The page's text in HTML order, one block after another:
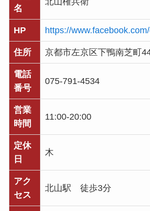
名
HP https://
住所 京都市左京区下鴨南芝町
電話
番号
075-791-4534
営業
時間
11:00-20:00
定休
日
木
アク
セス
北山駅 徒歩3分